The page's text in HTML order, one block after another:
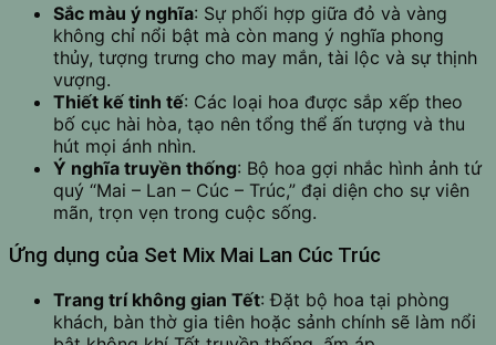
Sắc màu ý nghĩa: Sự phối hợp giữa đỏ và vàng
không chỉ nổi bật mà còn mang ý nghĩa phong
thủy, tượng trưng cho may mắn, tài lộc và sự thịnh
vượng.
Thiết kế tinh tế: Các loại hoa được sắp xếp theo
bố cục hài hòa, tạo nên tổng thể ấn tượng và thu
hút mọi ánh nhìn.
Ý nghĩa truyền thống: Bộ hoa gợi nhắc hình ảnh tứ
quý “Mai – Lan – Cúc – Trúc,” đại diện cho sự viên
mãn, trọn vẹn trong cuộc sống.
Ứng dụng của Set Mix Mai Lan Cúc Trúc
Trang trí không gian Tết: Đặt bộ hoa tại phòng
khách, bàn thờ gia tiên hoặc sảnh chính sẽ làm nổi